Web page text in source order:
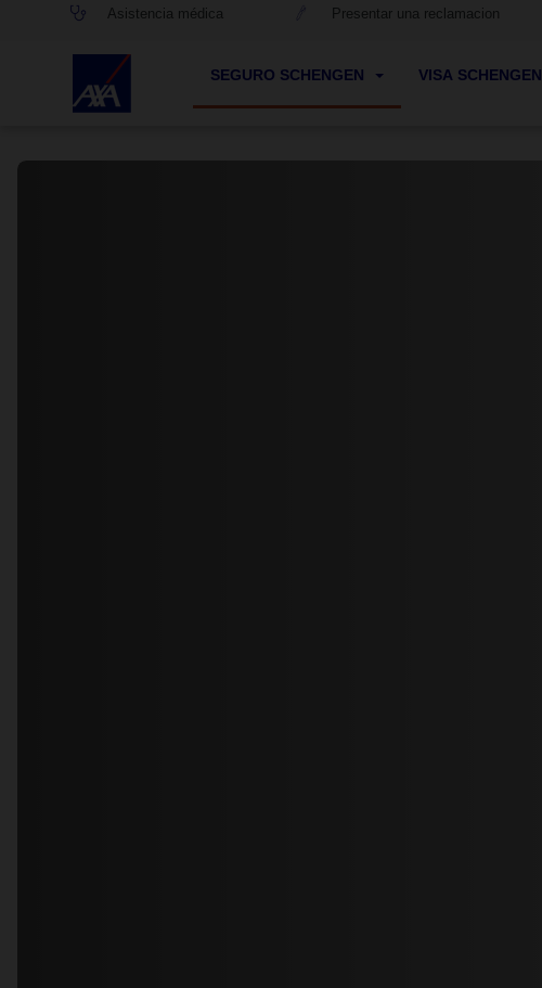
Asistencia médica Presentar una reclamacion
SEGURO SCHENGEN VISA SCHENGEN